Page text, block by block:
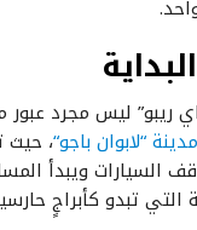
ريبو” ليس مجرد عبور
مدينة“لابوان باجو“، حيث
السيارات ويبدأ
التي تبدو كأبراجٍ